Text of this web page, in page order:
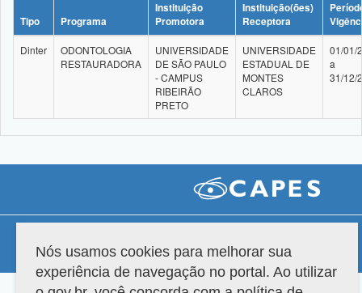
Tipo Programa
Instituição
Promotora
Instituição(ões)
Receptora
Dinter
ODONTOLOGIA
RESTAURADORA
UNIVERSIDADE
DE SÃO PAULO
- CAMPUS
RIBEIRÃO
PRETO
UNIVERSIDADE
ESTADUAL DE
MONTES
CLAROS
01/01/
a
31/12/
Versão do sistema: 3.88.9 Copyright 2022 Capes. Todos os direitos reservados.
Nós usamos cookies para melhorar sua
experiência de navegação no portal. Ao utilizar